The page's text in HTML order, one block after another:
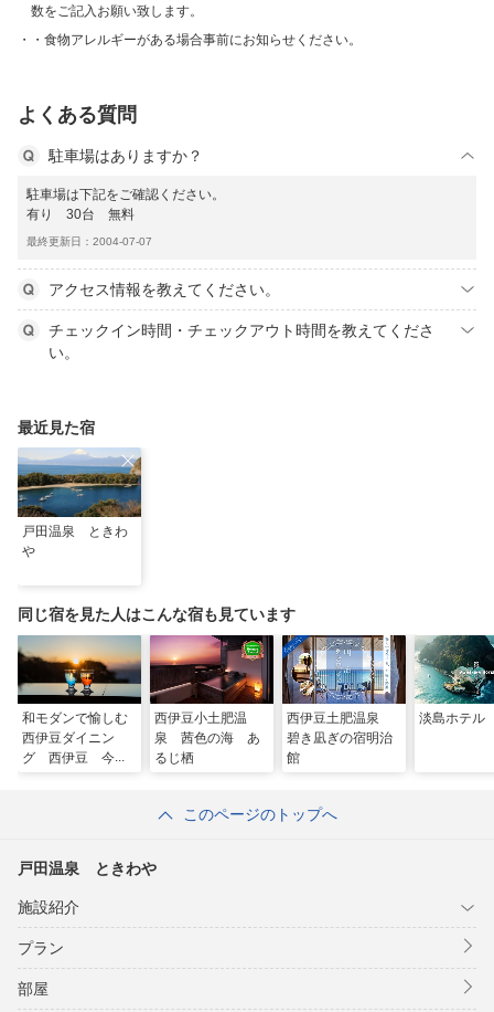
数をご記入お願い致します。
・食物アレルギーがある場合事前にお知らせください。
よくある質問
駐車場はありますか？
駐車場は下記をご確認ください。
有り 30台 無料
最終更新日：2004-07-07
アクセス情報を教えてください。
チェックイン時間・チェックアウト時間を教えてくださ
い。
最近見た宿
戸田温泉 ときわ
や
同じ宿を見た人はこんな宿も見ています
和モダンで愉しむ
西伊豆ダイニン
グ 西伊豆 今宵
西伊豆小土肥温
泉 茜色の海 あ
るじ栖
西伊豆土肥温泉
碧き凪ぎの宿明治
館
淡島ホテル
このページのトップへ
戸田温泉 ときわや
施設紹介
プラン
部屋